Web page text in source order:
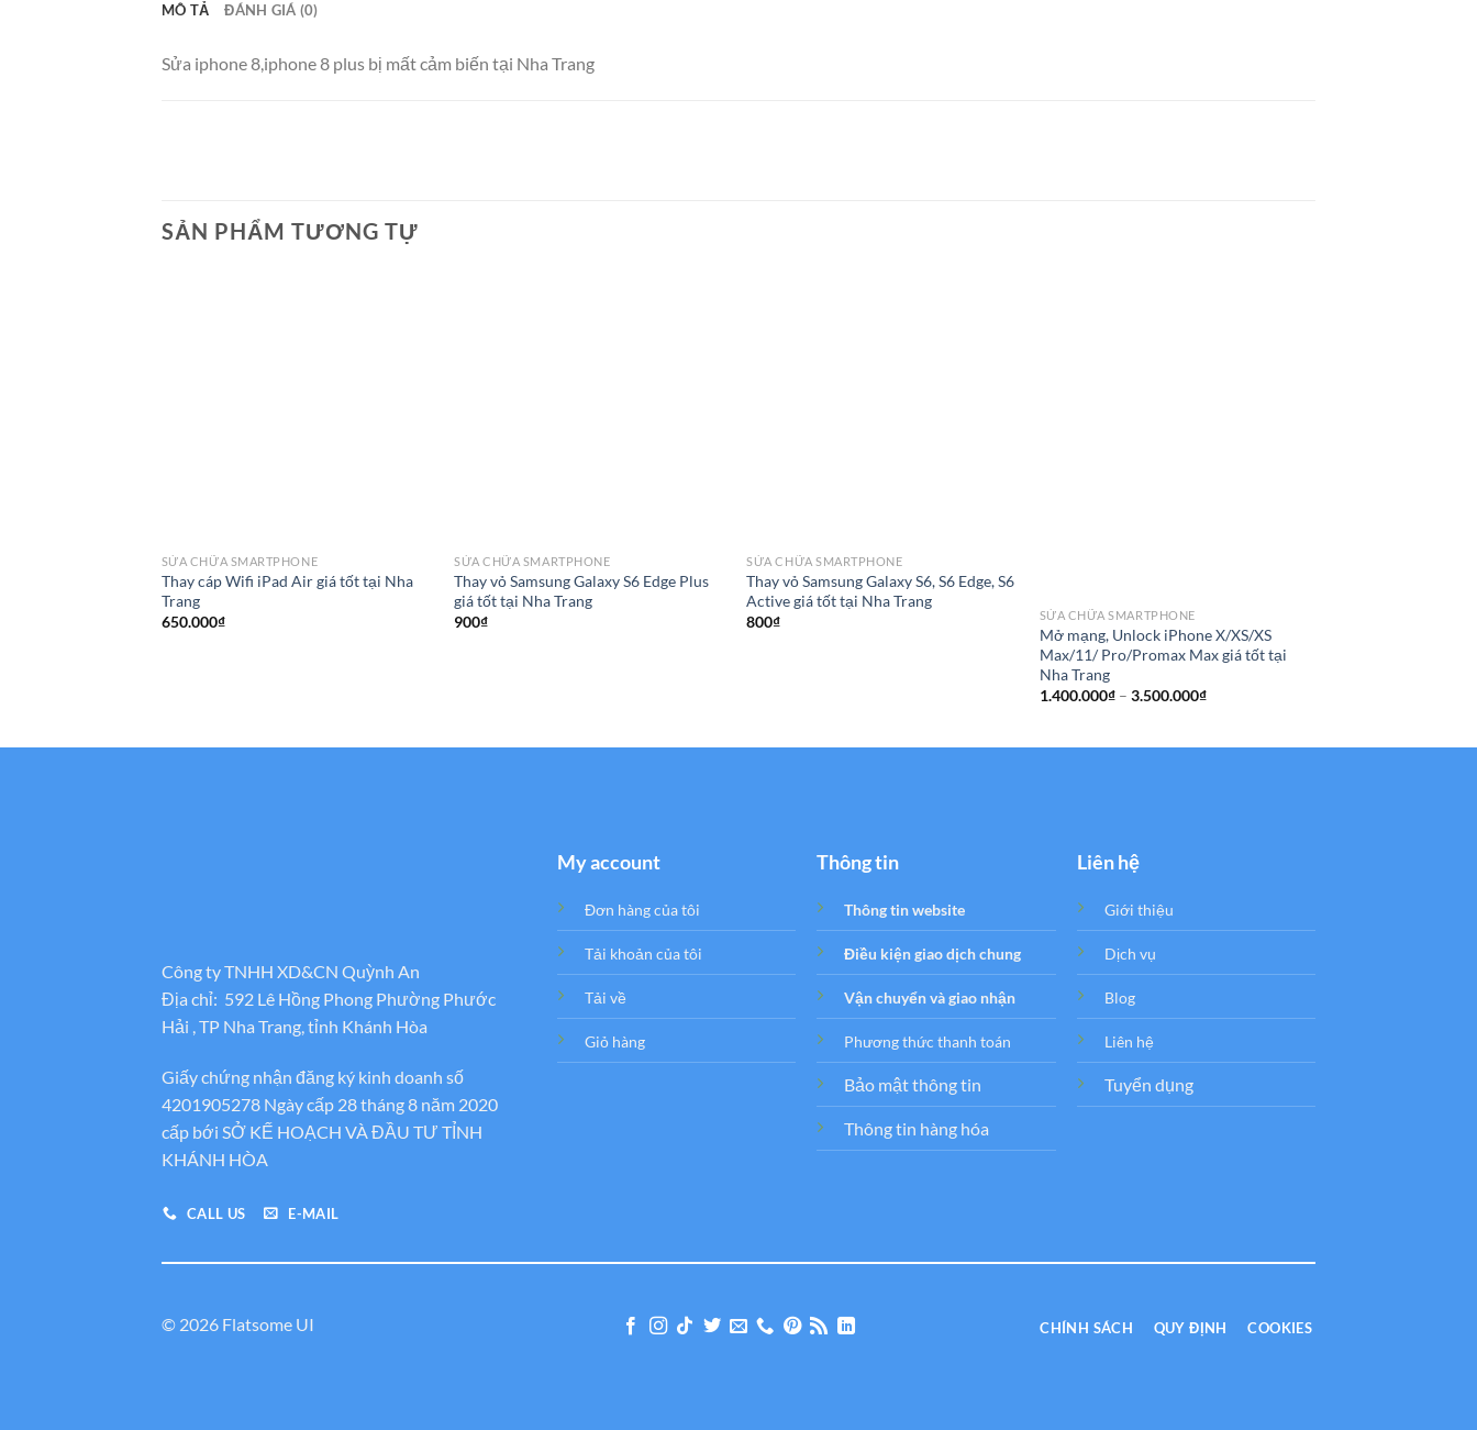
MÔ TẢ ĐÁNH GIÁ (0)
Sửa iphone 8,iphone 8 plus bị mất cảm biến tại Nha Trang
SẢN PHẨM TƯƠNG TỰ
SỬA CHỮA SMARTPHONE
Thay cáp Wifi iPad Air giá tốt tại Nha
Trang
650.000₫
SỬA CHỮA SMARTPHONE
Thay vỏ Samsung Galaxy S6 Edge Plus
giá tốt tại Nha Trang
900₫
SỬA CHỮA SMARTPHONE
Thay vỏ Samsung Galaxy S6, S6 Edge, S6
Active giá tốt tại Nha Trang
800₫ SỬA CHỮA SMARTPHONE
Mở mạng, Unlock iPhone X/XS/XS
Max/11/ Pro/Promax Max giá tốt tại
Nha Trang
1.400.000₫ – 3.500.000₫Khoảng
Công ty TNHH XD&CN Quỳnh An
Địa chỉ: 592 Lê Hồng Phong Phường Phước
Hải , TP Nha Trang, tỉnh Khánh Hòa
Giấy chứng nhận đăng ký kinh doanh số
4201905278 Ngày cấp 28 tháng 8 năm 2020
cấp bới SỞ KẾ HOẠCH VÀ ĐẦU TƯ TỈNH
KHÁNH HÒA
CALL US E-MAIL
My account
Đơn hàng của tôi
Tải khoản của tôi
Tải về
Giỏ hàng
Thông tin
Thông tin website
Điều kiện giao dịch chung
Vận chuyển và giao nhận
Phương thức thanh toán
Bảo mật thông tin
Thông tin hàng hóa
Liên hệ
Giới thiệu
Dịch vụ
Blog
Liên hệ
Tuyển dụng
© 2026 Flatsome UI CHÍNH SÁCH QUY ĐỊNH COOKIES